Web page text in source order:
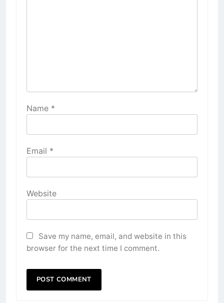
Name *
Email *
Website
Save my name, email, and website in this
browser for the next time I comment.